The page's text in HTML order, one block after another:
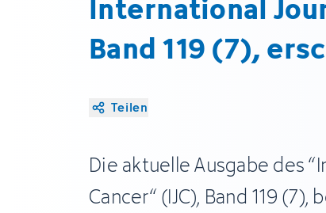
Band 119 (7),
Teilen
Die aktuelle Ausgabe des
Cancer“ (IJC), Band 119